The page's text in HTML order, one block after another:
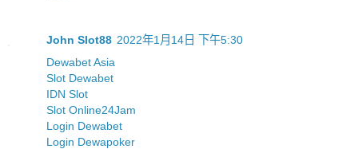
John Slot88 2022年1月14日 下午5:30
Dewabet Asia
Slot Dewabet
IDN Slot
Slot Online24Jam
Login Dewabet
Login Dewapoker